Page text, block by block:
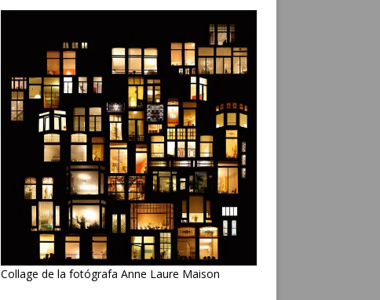
Collage de la fotógrafa Anne Laure Maison